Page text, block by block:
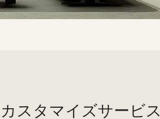
カスタマイズサービス